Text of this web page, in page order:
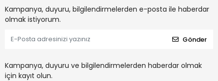
Kampanya, duyuru, bilgilendirmelerden e-posta ile haberdar
olmak istiyorum.
Gönder
Kampanya, duyuru ve bilgilendirmelerden haberdar olmak
için kayıt olun.